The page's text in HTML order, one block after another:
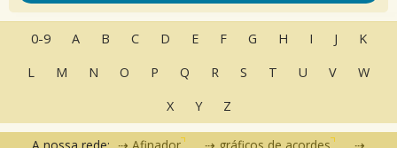
0-9 A B C D E F G H I J
K
L
M N O P Q R S T U V
W
X
Y Z